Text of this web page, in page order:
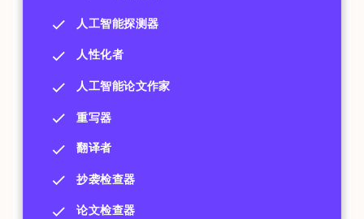
人工智能探测器
人性化者
人工智能论文作家
重写器
翻译者
抄袭检查器
论文检查器